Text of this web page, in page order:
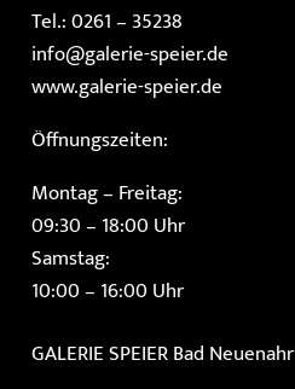
Tel.: 0261 – 35238
info@galerie-speier.de
www.galerie-speier.de
Öffnungszeiten:
Montag – Freitag:
09:30 – 18:00 Uhr
Samstag:
10:00 – 16:00 Uhr
GALERIE SPEIERBad Neuenahr